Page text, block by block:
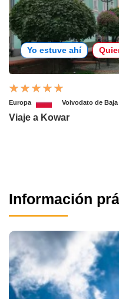
Yo estuve ahí
Europa Voivodato de Baja
Viaje a Kowar
Información